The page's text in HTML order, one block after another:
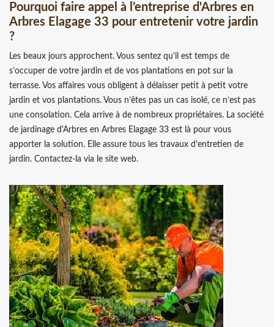
Pourquoi faire appel à l’entreprise d'Arbres en
Arbres Elagage 33 pour entretenir votre jardin
?
Les beaux jours approchent. Vous sentez qu’il est temps de
s’occuper de votre jardin et de vos plantations en pot sur la
terrasse. Vos affaires vous obligent à délaisser petit à petit votre
jardin et vos plantations. Vous n’êtes pas un cas isolé, ce n’est pas
une consolation. Cela arrive à de nombreux propriétaires. La société
de jardinage d'Arbres en Arbres Elagage 33 est là pour vous
apporter la solution. Elle assure tous les travaux d’entretien de
jardin. Contactez-la via le site web.